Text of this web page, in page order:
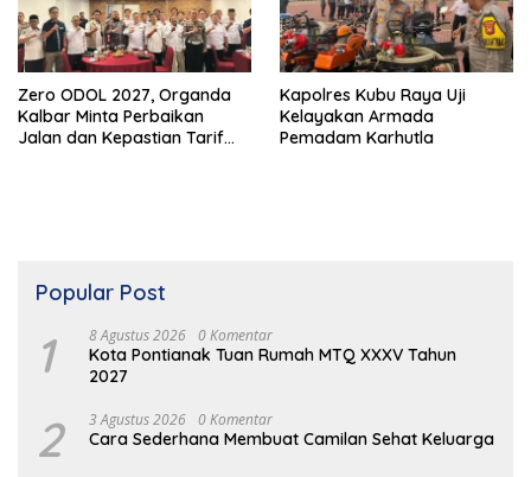
Zero ODOL 2027, Organda
Kalbar Minta Perbaikan
Jalan dan Kepastian Tarif
Kapolres Kubu Raya Uji
Kelayakan Armada
Pemadam Karhutla
Popular Post
1 8 Agustus 2026 0 Komentar
Kota Pontianak Tuan Rumah MTQ XXXV Tahun
2027
2 3 Agustus 2026 0 Komentar
Cara Sederhana Membuat Camilan Sehat Keluarga